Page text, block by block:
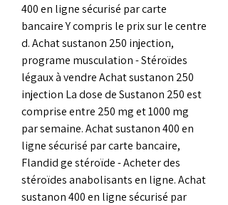
400 en ligne sécurisé par carte
bancaire Y compris le prix sur le centre
d. Achat sustanon 250 injection,
programe musculation - Stéroïdes
légaux à vendre Achat sustanon 250
injection La dose de Sustanon 250 est
comprise entre 250 mg et 1000 mg
par semaine. Achat sustanon 400 en
ligne sécurisé par carte bancaire,
Flandid ge stéroïde - Acheter des
stéroïdes anabolisants en ligne. Achat
sustanon 400 en ligne sécurisé par